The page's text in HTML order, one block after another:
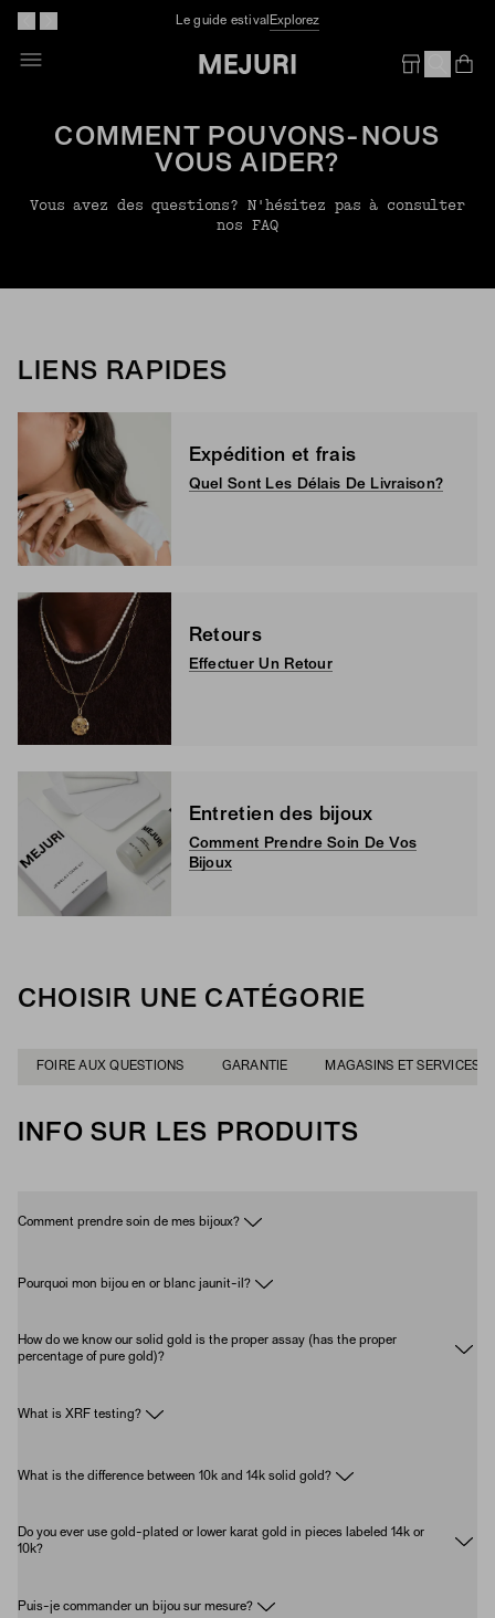
Le guide estival Explorez
COMMENT POUVONS-NOUS
VOUS AIDER?
Vous avez des questions? N'hésitez pas à consulter
nos FAQ
LIENS RAPIDES
Expédition et frais
Quel Sont Les Délais De Livraison?
Retours
Effectuer Un Retour
Entretien des bijoux
Comment Prendre Soin De Vos
Bijoux
CHOISIR UNE CATÉGORIE
FOIRE AUX QUESTIONS GARANTIE MAGASINS ET SERVICES
INFO SUR LES PRODUITS
Comment prendre soin de mes bijoux?
Pourquoi mon bijou en or blanc jaunit-il?
How do we know our solid gold is the proper assay (has the proper
percentage of pure gold)?
What is XRF testing?
What is the difference between 10k and 14k solid gold?
Do you ever use gold-plated or lower karat gold in pieces labeled 14k or
10k?
Puis-je commander un bijou sur mesure?